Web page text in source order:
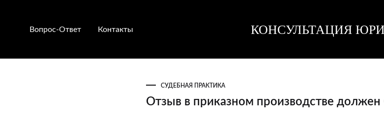
Вопрос-Ответ Контакты КОНСУЛЬТАЦИЯ
юриста
юриста
СУДЕБНАЯ ПРАКТИКА
Отзыв в приказном производстве